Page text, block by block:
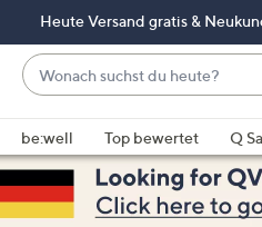
Heute Versand gratis &
Wonach
suchst
du
heute?
Vorschläge
verfügbar
sind,
verwenden
be:well Top bewertet Q